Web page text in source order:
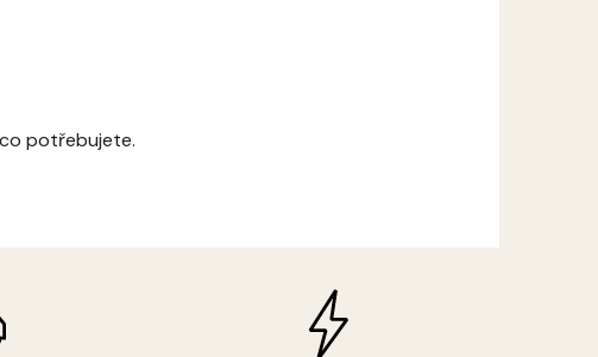
potřebujete.